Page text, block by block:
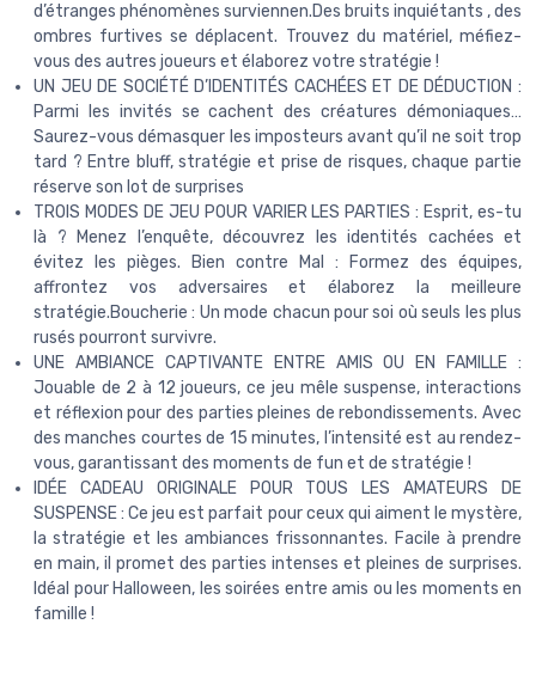
d’étranges phénomènes surviennen.Des bruits inquiétants , des
ombres furtives se déplacent. Trouvez du matériel, méfiez-
vous des autres joueurs et élaborez votre stratégie !
UN JEU DE SOCIÉTÉ D’IDENTITÉS CACHÉES ET DE DÉDUCTION :
Parmi les invités se cachent des créatures démoniaques…
Saurez-vous démasquer les imposteurs avant qu’il ne soit trop
tard ? Entre bluff, stratégie et prise de risques, chaque partie
réserve son lot de surprises
TROIS MODES DE JEU POUR VARIER LES PARTIES : Esprit, es-tu
là ? Menez l’enquête, découvrez les identités cachées et
évitez les pièges. Bien contre Mal : Formez des équipes,
affrontez vos adversaires et élaborez la meilleure
stratégie.Boucherie : Un mode chacun pour soi où seuls les plus
rusés pourront survivre.
UNE AMBIANCE CAPTIVANTE ENTRE AMIS OU EN FAMILLE :
Jouable de 2 à 12 joueurs, ce jeu mêle suspense, interactions
et réflexion pour des parties pleines de rebondissements. Avec
des manches courtes de 15 minutes, l’intensité est au rendez-
vous, garantissant des moments de fun et de stratégie !
IDÉE CADEAU ORIGINALE POUR TOUS LES AMATEURS DE
SUSPENSE : Ce jeu est parfait pour ceux qui aiment le mystère,
la stratégie et les ambiances frissonnantes. Facile à prendre
en main, il promet des parties intenses et pleines de surprises.
Idéal pour Halloween, les soirées entre amis ou les moments en
famille !